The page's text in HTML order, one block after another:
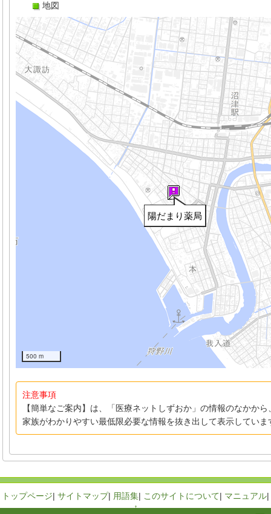
地図
陽だまり薬局
500 m
注意事項
【簡単なご案内】は、「医療ネットしずおか」の情報のなかか
家族がわかりやすい最低限必要な情報を抜き出して表示していま
トップページ| サイトマップ| 用語集| このサイトについて| マニュアル|
↑